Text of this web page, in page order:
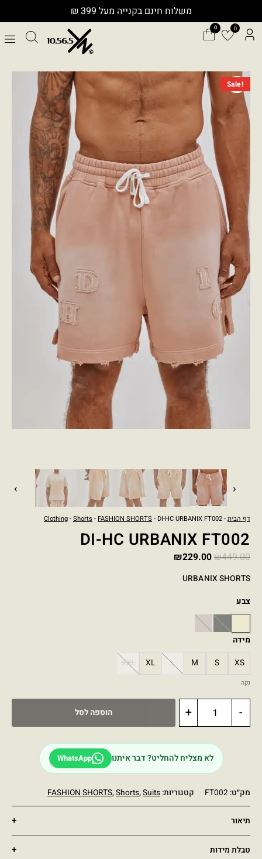
משלוח חינם בקנייה מעל 399 ₪
0
Sale!
‹
›
דף הבית-
Clothing-Shorts- FASHION SHORTS - DI-HC URBANIX FT002
DI-HC URBANIX FT002
₪449.00
המחיר
המקורי
היה:
₪449.00.
₪229.00
המחיר
הנוכחי
₪229.00.
צבע
BEIGE
BLACK
PINK
מידה
XS
S
M
L
XL
XXL
נקה
-
כמות
של
DI-
HC
URBANIX
+ הוספה לסל
לא מצליח להחליט? דבר איתנו WhatsApp
URBANIX SHORTS
מק״ט: FT002 קטגוריות: FASHION SHORTS,Shorts,Suits
תיאור
טבלת מידות